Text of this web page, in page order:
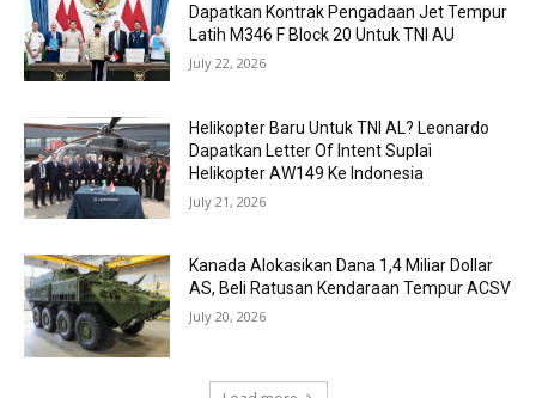
Dapatkan Kontrak Pengadaan Jet Tempur
Latih M346 F Block 20 Untuk TNI AU
July 22, 2026
Helikopter Baru Untuk TNI AL? Leonardo
Dapatkan Letter Of Intent Suplai
Helikopter AW149 Ke Indonesia
July 21, 2026
Kanada Alokasikan Dana 1,4 Miliar Dollar
AS, Beli Ratusan Kendaraan Tempur ACSV
July 20, 2026